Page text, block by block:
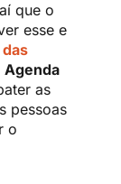
que o
esse e
Agenda
as
pessoas
o